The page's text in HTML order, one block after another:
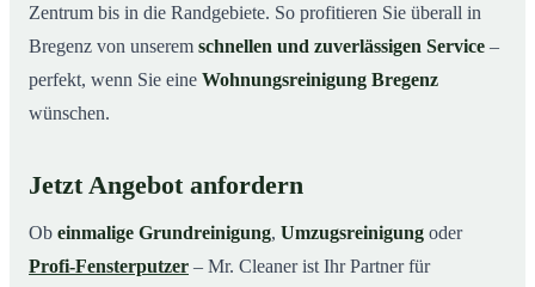
Zentrum bis in die Randgebiete. So profitieren Sie überall in
Bregenz von unserem schnellen und zuverlässigen Service –
perfekt, wenn Sie eine Wohnungsreinigung Bregenz
wünschen.
Jetzt Angebot anfordern
Ob einmalige Grundreinigung, Umzugsreinigung oder
Profi-Fensterputzer – Mr. Cleaner ist Ihr Partner für